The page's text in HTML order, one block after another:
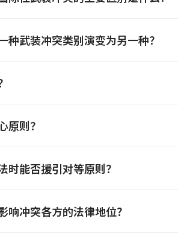
种武装冲突类别演变为另一种？
原则？
时能否援引对等原则？
响冲突各方的法律地位？